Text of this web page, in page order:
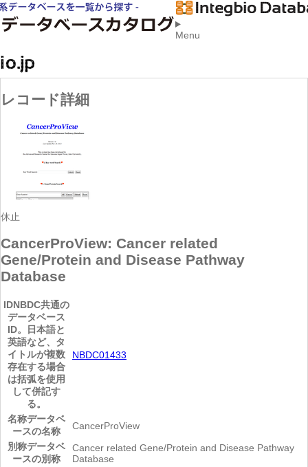
Menu
レコード詳細
休止
CancerProView: Cancer related
Gene/Protein and Disease Pathway
Database
IDNBDC共通の
データベース
ID。日本語と
英語など、タ
イトルが複数
存在する場合
は括弧を使用
して併記す
る。
NBDC01433
名称データベ
ースの名称
CancerProView
別称データベ
ースの別称
Cancer related Gene/Protein and Disease Pathway
Database